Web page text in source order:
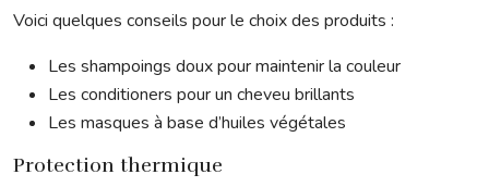
Voici quelques conseils pour le choix des produits :
Les shampoings doux pour maintenir la couleur
Les conditioners pour un cheveu brillants
Les masques à base d’huiles végétales
Protection thermique